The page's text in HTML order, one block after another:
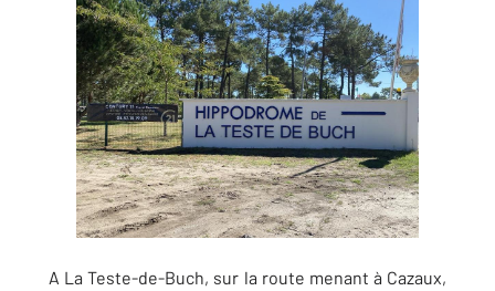
A La Teste-de-Buch, sur la route menant à Cazaux,